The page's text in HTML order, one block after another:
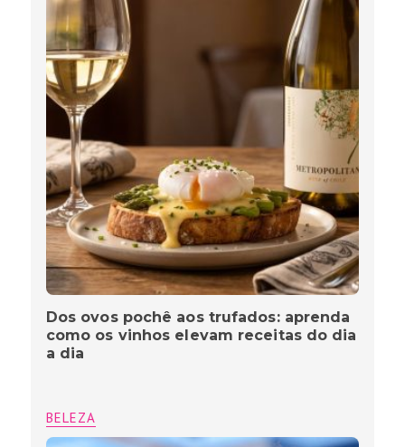
Dos ovos pochê aos trufados: aprenda
como os vinhos elevam receitas do dia
a dia
BELEZA